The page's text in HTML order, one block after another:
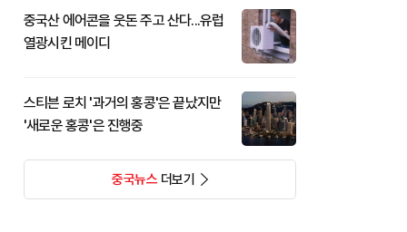
중국산 에어콘을 웃돈 주고 산다...유럽
열광시킨 메이디
스티븐 로치 '과거의 홍콩'은 끝났지만
'새로운 홍콩'은 진행중
중국뉴스더보기